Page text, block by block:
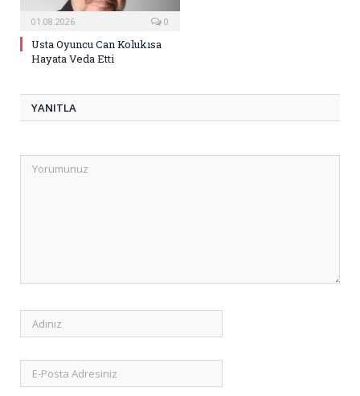
01.08.2026 0
Usta Oyuncu Can Kolukısa
Hayata Veda Etti
YANITLA